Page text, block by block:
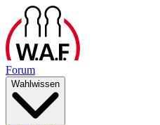
Forum
Wahlwissen